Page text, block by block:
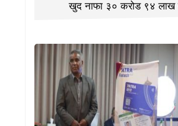
खुद नाफा ३० करोड ९४ लाख